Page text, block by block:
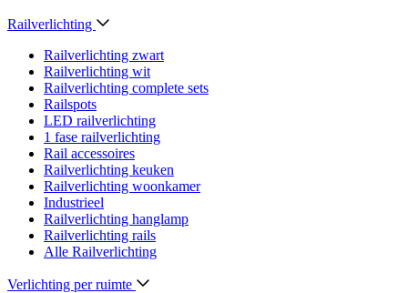
Railverlichting
Railverlichting zwart
Railverlichting wit
Railverlichting complete sets
Railspots
LED railverlichting
1 fase railverlichting
Rail accessoires
Railverlichting keuken
Railverlichting woonkamer
Industrieel
Railverlichting hanglamp
Railverlichting rails
Alle Railverlichting
Verlichting per ruimte